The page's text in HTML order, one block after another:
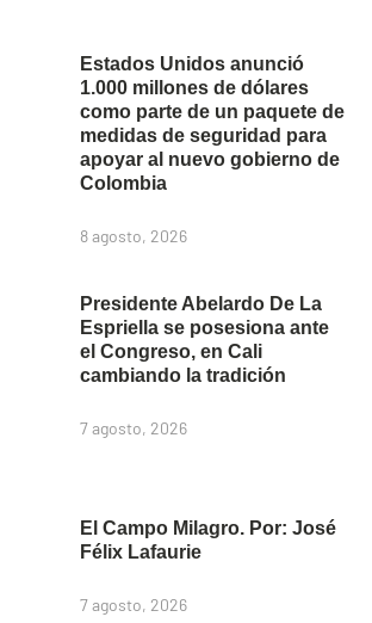
Estados Unidos anunció
1.000 millones de dólares
como parte de un paquete de
medidas de seguridad para
apoyar al nuevo gobierno de
Colombia
8 agosto, 2026
Presidente Abelardo De La
Espriella se posesiona ante
el Congreso, en Cali
cambiando la tradición
7 agosto, 2026
El Campo Milagro. Por: José
Félix Lafaurie
7 agosto, 2026